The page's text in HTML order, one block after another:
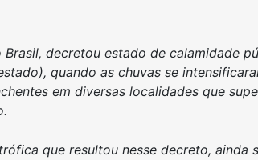
Brasil, decretou estado de calamidade
quando as chuvas se
em diversas localidades que
que resultou nesse decreto, ainda